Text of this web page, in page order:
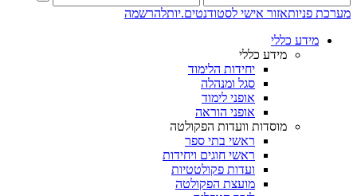
מערכת פניותאזור אישי לסטודנטים.יותלהרשמה
מידע כללי
מידע כללי
יחידות הלימוד
סגל ומנהלה
אופני לימוד
אופני הוראה
מוסדות וועדות הפקולטה
ראשי בתי ספר
ראשי חוגים ויחידות
ועדות פקולטטיות
מועצת הפקולטה